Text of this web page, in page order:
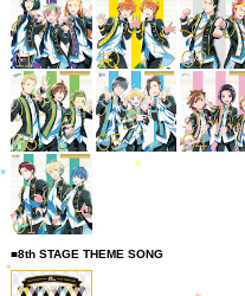
■8th STAGE THEME SONG